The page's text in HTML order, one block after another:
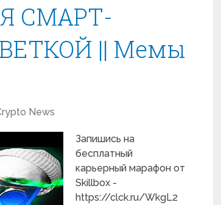
СМАРТ-
|| Мемы
News
Запишись на
бесплатный
карьерный марафон от
Skillbox -
https://clck.ru/WkgL2